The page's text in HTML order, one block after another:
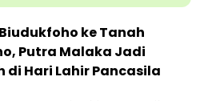
ke Tanah
Putra Malaka Jadi
di Hari Lahir Pancasila